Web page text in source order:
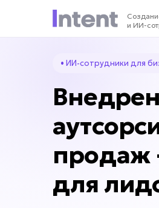
и ИИ-
• ИИ-сотрудники для
продаж
для